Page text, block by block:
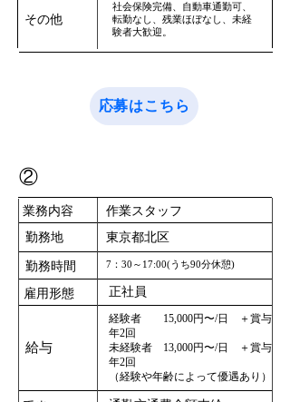
その他
社会保険完備、自動車通勤可、
転勤なし、残業ほぼなし、未経
験者大歓迎。
応募はこちら
②
業務内容
作業スタッフ
勤務地
東京都北区
勤務時間 7：30～17:00(うち90分休憩)
雇用形態 正社員
給与
経験者 15,000円〜/日 ＋賞与
年2回
未経験者 13,000円〜/日 ＋賞与
年2回
​（経験や年齢によって優遇あり）